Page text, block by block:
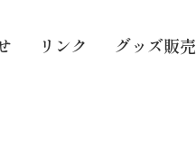
リンク グッズ販売